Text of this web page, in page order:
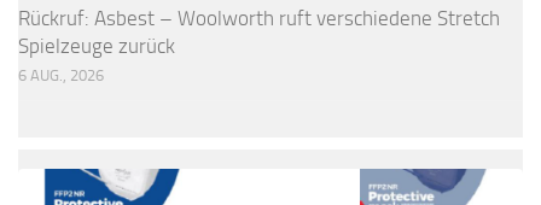
Rückruf: Asbest – Woolworth ruft verschiedene Stretch
Spielzeuge zurück
6 AUG., 2026